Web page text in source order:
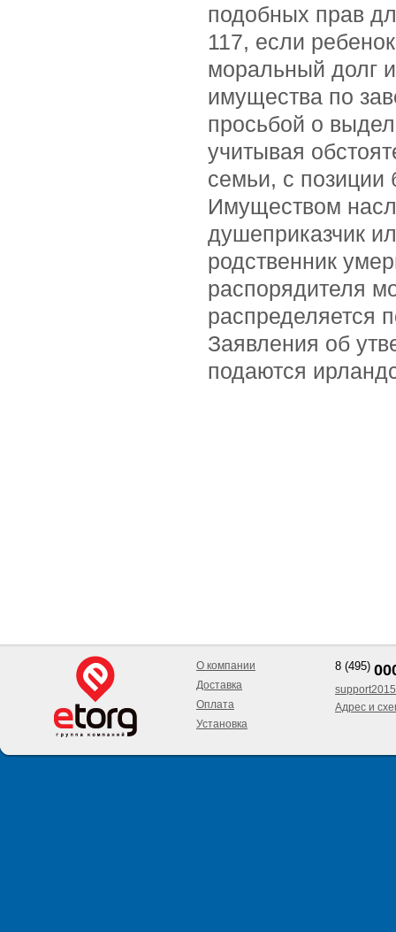
подобных прав
117, если
моральный долг
имущества по
просьбой о
учитывая
семьи, с позиции
Имуществом
душеприказчик
родственник
распорядителя
распределяется
Заявления об
подаются
О компании
Доставка
Оплата
Установка
8 (495)
Адрес и